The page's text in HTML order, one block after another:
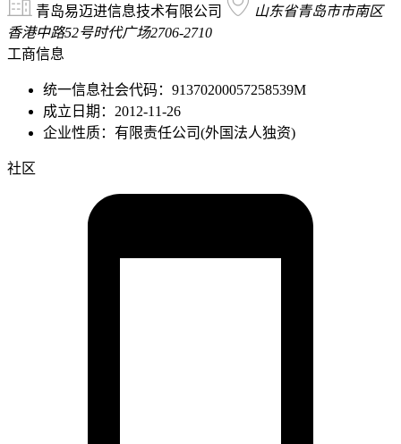
青岛易迈进信息技术有限公司
山东省青岛市市南区
香港中路52号时代广场2706-2710
工商信息
统一信息社会代码：91370200057258539M
成立日期：2012-11-26
企业性质：有限责任公司(外国法人独资)
社区